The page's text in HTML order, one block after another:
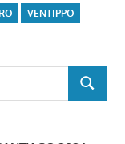
VENTIPPO
BUSCAR